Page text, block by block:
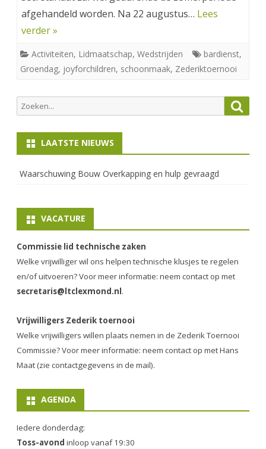
afgehandeld worden. Na 22 augustus… Lees
verder »
Activiteiten, Lidmaatschap, Wedstrijden bardienst,
Groendag, joyforchildren, schoonmaak, Zederiktoernooi
Zoeken
naar:
LAATSTE NIEUWS
Waarschuwing Bouw Overkapping en hulp gevraagd
VACATURE
Commissie lid technische zaken
Welke vrijwilliger wil ons helpen technische klusjes te regelen
en/of uitvoeren? Voor meer informatie: neem contact op met
secretaris@ltclexmond.nl .
Vrijwilligers Zederik toernooi
Welke vrijwilligers willen plaats nemen in de Zederik Toernooi
Commissie? Voor meer informatie: neem contact op met Hans
Maat (zie contactgegevens in de mail).
AGENDA
Iedere donderdag:
Toss-avond inloop vanaf 19:30